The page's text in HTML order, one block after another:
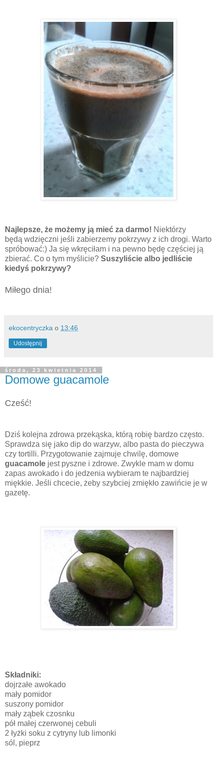
Najlepsze, że możemy ją mieć za darmo! Niektórzy
będą wdzięczni jeśli zabierzemy pokrzywy z ich drogi. Warto
spróbować:) Ja się wkręciłam i na pewno będę częściej ją
zbierać. Co o tym myślicie? Suszyliście albo jedliście
kiedyś pokrzywy?
Miłego dnia!
ekocentryczka o 13:46
Udostępnij
środa, 23 kwietnia 2014
Domowe guacamole
Cześć!
Dziś kolejna zdrowa przekąska, którą robię bardzo często.
Sprawdza się jako dip do warzyw, albo pasta do pieczywa
czy tortilli. Przygotowanie zajmuje chwilę, domowe
guacamole jest pyszne i zdrowe. Zwykle mam w domu
zapas awokado i do jedzenia wybieram te najbardziej
miękkie. Jeśli chcecie, żeby szybciej zmiękło zawińcie je w
gazetę.
Składniki:
dojrzałe awokado
mały pomidor
suszony pomidor
mały ząbek czosnku
pół małej czerwonej cebuli
2 łyżki soku z cytryny lub limonki
sól, pieprz